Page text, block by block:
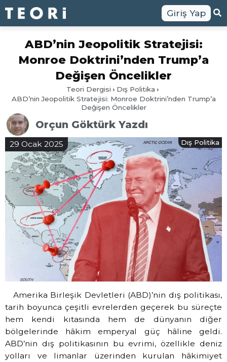
Giriş Yap
ABD’nin Jeopolitik Stratejisi:
Monroe Doktrini’nden Trump’a
Değişen Öncelikler
Teori Dergisi
Dış Politika
ABD’nin Jeopolitik Stratejisi: Monroe Doktrini’nden Trump’a
Değişen Öncelikler
Orçun Göktürk Yazdı
29 Ocak 2025 Dış Politika
Amerika Birleşik Devletleri (ABD)’nin dış politikası,
tarih boyunca çeşitli evrelerden geçerek bu süreçte
hem kendi kıtasında hem de dünyanın diğer
bölgelerinde hâkim emperyal güç hâline geldi.
ABD’nin dış politikasının bu evrimi, özellikle deniz
yolları ve limanlar üzerinden kurulan hâkimiyet